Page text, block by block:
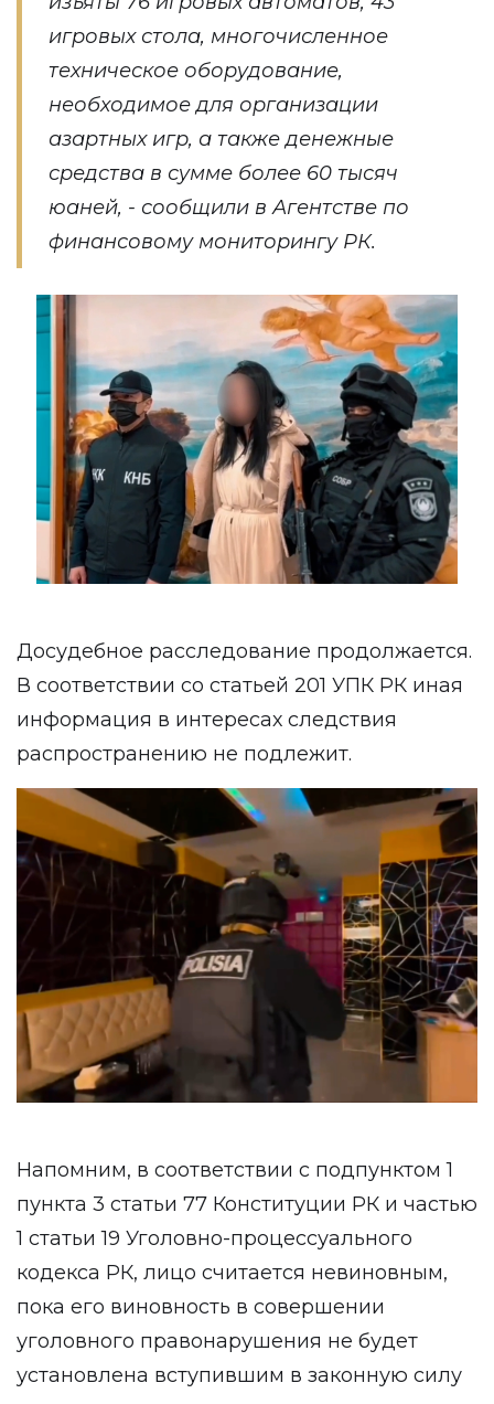
игровых стола, многочисленное
техническое оборудование,
необходимое для организации
азартных игр, а также денежные
средства в сумме более 60 тысяч
юаней, - сообщили в Агентстве по
финансовому мониторингу РК.
Досудебное расследование продолжается.
В соответствии со статьей 201 УПК РК иная
информация в интересах следствия
распространению не подлежит.
Напомним, в соответствии с подпунктом 1
пункта 3 статьи 77 Конституции РК и частью
1 статьи 19 Уголовно-процессуального
кодекса РК, лицо считается невиновным,
пока его виновность в совершении
уголовного правонарушения не будет
установлена вступившим в законную силу